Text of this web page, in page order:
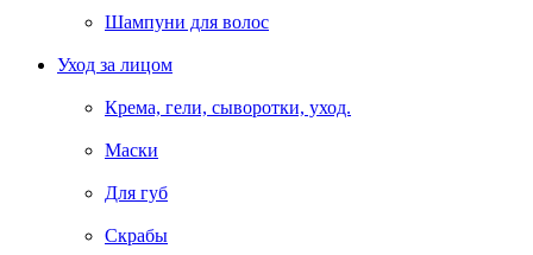
Шампуни для волос
Уход за лицом
Крема, гели, сыворотки, уход.
Маски
Для губ
Скрабы